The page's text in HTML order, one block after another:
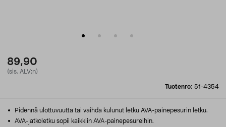
89,90
(sis. ALV:n)
Tuotenro: 51-4354
Pidennä ulottuvuutta tai vaihda kulunut letku AVA-painepesurin letku.
AVA-jatkoletku sopii kaikkiin AVA-painepesureihin.